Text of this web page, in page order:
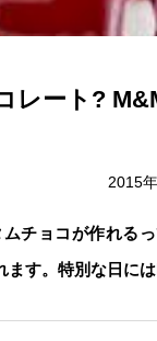
レート?
2015
チョコが作れる
ます。特別な日に